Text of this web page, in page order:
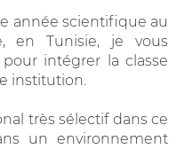
année scientifique au
en Tunisie, je vous
intégrer la classe
institution.
très sélectif dans ce
un environnement